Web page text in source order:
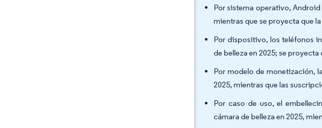
Por sistema operativo,
mientras que se proyecta que
Por dispositivo, los teléfonos
de belleza en 2025; se
Por modelo de monetización,
2025, mientras que las
Por caso de uso, el
cámara de belleza en 2025,